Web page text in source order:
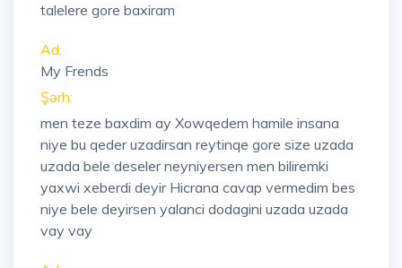
talelere gore baxiram
Ad:
My Frends
Şərh:
men teze baxdim ay Xowqedem hamile insana
niye bu qeder uzadirsan reytinqe gore size uzada
uzada bele deseler neyniyersen men biliremki
yaxwi xeberdi deyir Hicrana cavap vermedim bes
niye bele deyirsen yalanci dodagini uzada uzada
vay vay